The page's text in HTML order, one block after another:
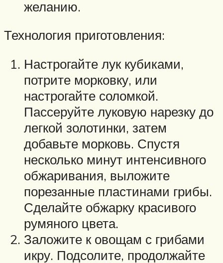
желанию.
Технология приготовления:
Настрогайте лук кубиками,
потрите морковку, или
настрогайте соломкой.
Пассеруйте луковую нарезку до
легкой золотинки, затем
добавьте морковь. Спустя
несколько минут интенсивного
обжаривания, выложите
порезанные пластинами грибы.
Сделайте обжарку красивого
румяного цвета.
Заложите к овощам с грибами
икру. Подсолите, продолжайте